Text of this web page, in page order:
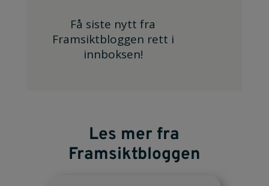
Få siste nytt fra
Framsiktbloggen rett i
innboksen!
Les mer fra
Framsiktbloggen